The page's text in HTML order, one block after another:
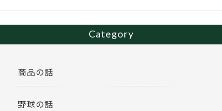
Category
商品の話
野球の話